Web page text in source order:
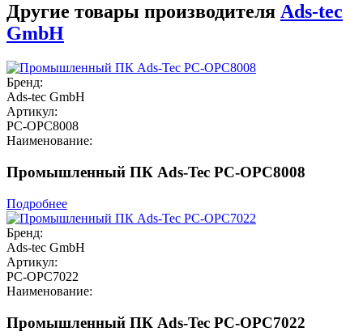
Другие товары производителя Ads-tec
GmbH
Бренд:
Ads-tec GmbH
Артикул:
PC-OPC8008
Наименование:
Промышленный ПК Ads-Tec PC-OPC8008
Подробнее
Бренд:
Ads-tec GmbH
Артикул:
PC-OPC7022
Наименование:
Промышленный ПК Ads-Tec PC-OPC7022